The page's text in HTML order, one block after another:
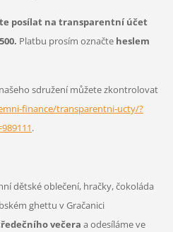
posílat na transparentní účet
Platbu prosím označteheslem
sdružení můžete zkontrolovat
finance/transparentni-ucty/?
.
dětské oblečení, hračky, čokoláda
ghettu v Gračanici
večera a odesíláme ve